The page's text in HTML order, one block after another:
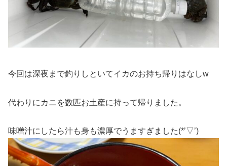
今回は深夜まで釣りしといてイカのお持ち帰りはなしw
代わりにカニを数匹お土産に持って帰りました。
味噌汁にしたら汁も身も濃厚でうますぎました(*’▽’)